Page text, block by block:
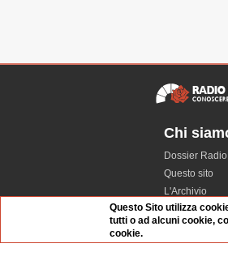
Chi
Dossier
Questo sito
L'Archivio
Redazione
La musica da
Infrastruttura
Questo Sito utilizza
tutti o ad alcuni cookie,
cookie.